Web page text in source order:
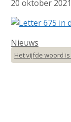
20 oktober 2021
Categorieën
Nieuws
Het vijfde woord is